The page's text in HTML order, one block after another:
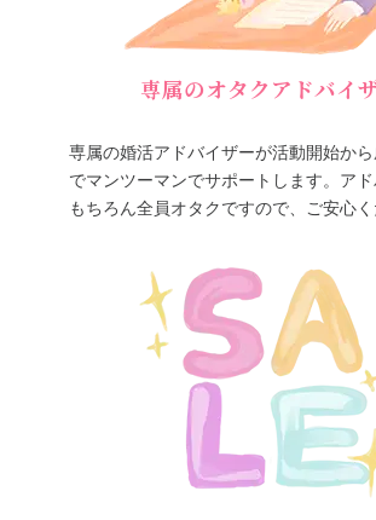
専属のオタクアドバイ
専属の婚活アドバイザーが活動開始から
でマンツーマンでサポートします。ア
もちろん全員オタクですので、ご安心く